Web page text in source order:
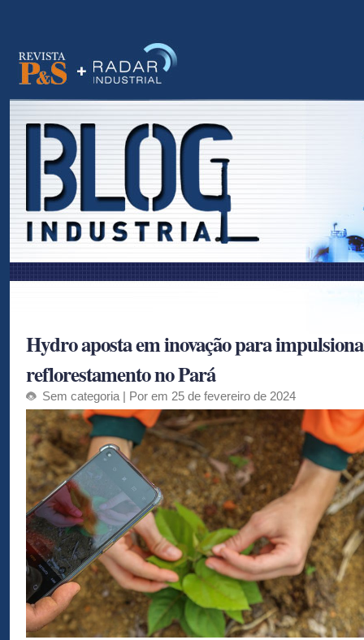
Hydro aposta em inovação para
reflorestamento no Pará
Sem categoria | Por em 25 de fevereiro de 2024